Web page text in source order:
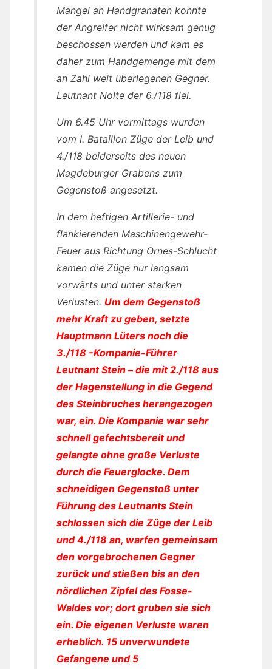
Mangel an Handgranaten konnte
der Angreifer nicht wirksam genug
beschossen werden und kam es
daher zum Handgemenge mit dem
an Zahl weit überlegenen Gegner.
Leutnant Nolte der 6./118 fiel.
Um 6.45 Uhr vormittags wurden
vom I. Bataillon Züge der Leib und
4./118 beiderseits des neuen
Magdeburger Grabens zum
Gegenstoß angesetzt.
In dem heftigen Artillerie- und
flankierenden Maschinengewehr-
Feuer aus Richtung Ornes-Schlucht
kamen die Züge nur langsam
vorwärts und unter starken
Verlusten. Um dem Gegenstoß
mehr Kraft zu geben, setzte
Hauptmann Lüters noch die
3./118 -Kompanie-Führer
Leutnant Stein – die mit 2./118 aus
der Hagenstellung in die Gegend
des Steinbruches herangezogen
war, ein. Die Kompanie war sehr
schnell gefechtsbereit und
gelangte ohne große Verluste
durch die Feuerglocke. Dem
schneidigen Gegenstoß unter
Führung des Leutnants Stein
schlossen sich die Züge der Leib
und 4./118 an, warfen gemeinsam
den vorgebrochenen Gegner
zurück und stießen bis an den
nördlichen Zipfel des Fosse-
Waldes vor; dort gruben sie sich
ein. Die eigenen Verluste waren
erheblich. 15 unverwundete
Gefangene und 5